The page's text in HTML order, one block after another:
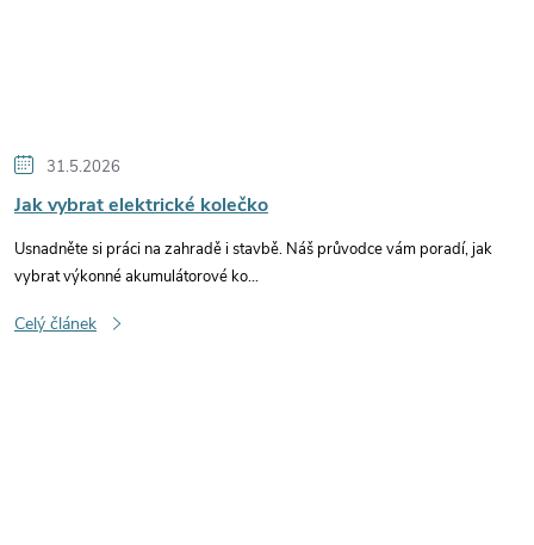
31.5.2026
Jak vybrat elektrické kolečko
Usnadněte si práci na zahradě i stavbě. Náš průvodce vám poradí, jak
vybrat výkonné akumulátorové ko...
Celý článek